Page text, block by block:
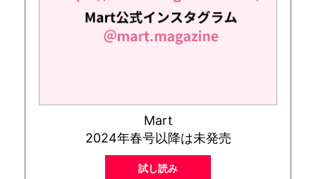
Mart
2024年春号以降は未発売
試し読み